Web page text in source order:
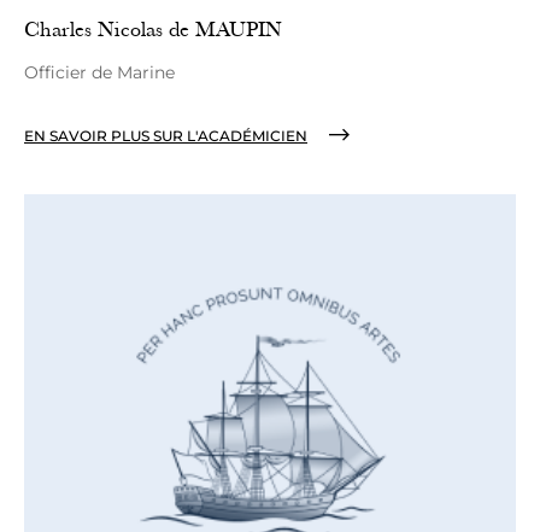
Charles Nicolas de MAUPIN
Officier de Marine
EN SAVOIR PLUS SUR L'ACADÉMICIEN